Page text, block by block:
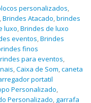
personalizados,
,Brindes Atacado,brindes
luxo,Brindes de luxo
eventos,Brindes
finos
para eventos,
,Caixa de Som,caneta
portatil
Personalizado,
Personalizado, garrafa